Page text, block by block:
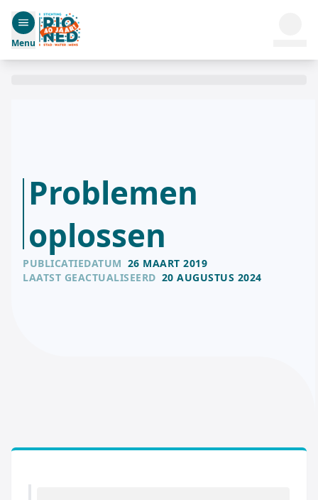
Menu
Problemen
oplossen
PUBLICATIEDATUM 26 MAART 2019
LAATST GEACTUALISEERD 20 AUGUSTUS 2024